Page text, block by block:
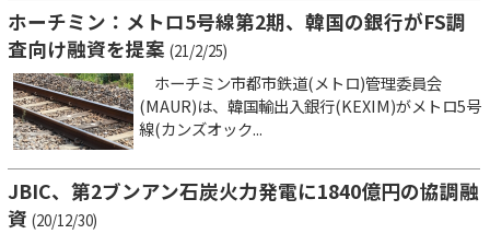
ホーチミン：メトロ5号線第2期、韓国の銀行がFS調
査向け融資を提案 (21/2/25)
ホーチミン市都市鉄道(メトロ)管理委員会
(MAUR)は、韓国輸出入銀行(KEXIM)がメトロ5号
線(カンズオック...
JBIC、第2ブンアン石炭火力発電に1840億円の協調融
資 (20/12/30)